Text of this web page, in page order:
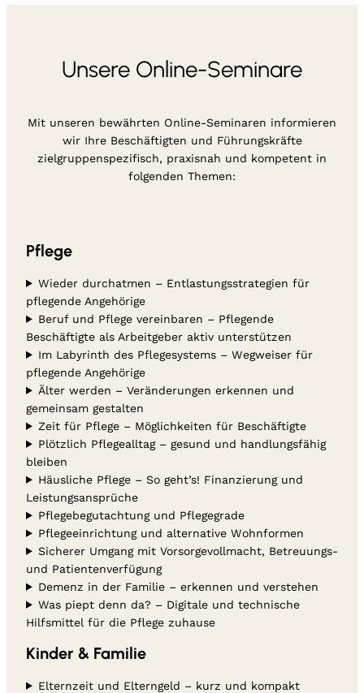
Unsere Online-Seminare
Mit unseren bewährten Online-Seminaren informieren
wir Ihre Beschäftigten und Führungskräfte
zielgruppenspezifisch, praxisnah und kompetent in
folgenden Themen:
Pflege
Wieder durchatmen – Entlastungsstrategien für
pflegende Angehörige
Beruf und Pflege vereinbaren – Pflegende
Beschäftigte als Arbeitgeber aktiv unterstützen
Im Labyrinth des Pflegesystems – Wegweiser für
pflegende Angehörige
Älter werden – Veränderungen erkennen und
gemeinsam gestalten
Zeit für Pflege – Möglichkeiten für Beschäftigte
Plötzlich Pflegealltag – gesund und handlungsfähig
bleiben
Häusliche Pflege – So geht’s! Finanzierung und
Leistungsansprüche
Pflegebegutachtung und Pflegegrade
Pflegeeinrichtung und alternative Wohnformen
Sicherer Umgang mit Vorsorgevollmacht, Betreuungs-
und Patientenverfügung
Demenz in der Familie – erkennen und verstehen
Was piept denn da? – Digitale und technische
Hilfsmittel für die Pflege zuhause
Kinder & Familie
Elternzeit und Elterngeld – kurz und kompakt